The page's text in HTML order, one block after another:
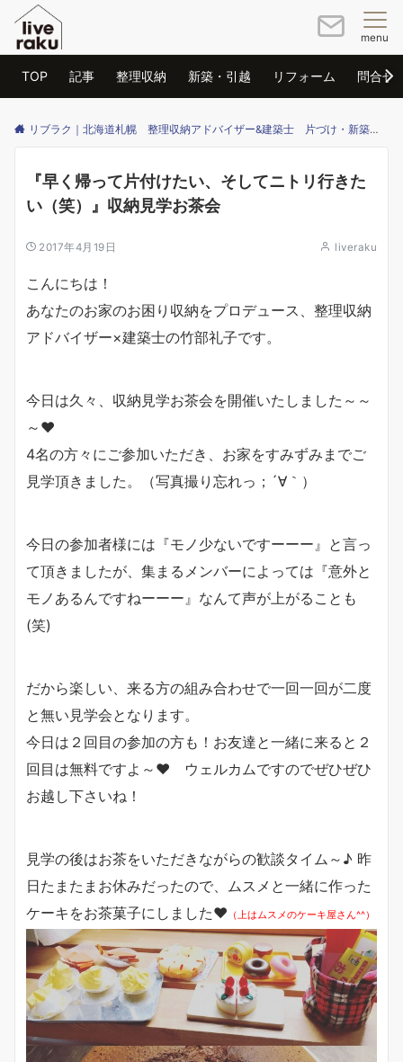
menu
TOP 記事 整理収納 新築・引越 リフォーム 問合せ
リブラク｜北海道札幌 整理収納アドバイザー&建築士 片づけ・新築・リフォームのご相談はリブラクまで
『早く帰って片付けたい、そしてニトリ行きた
い（笑）』収納見学お茶会
2017年4月19日 liveraku
こんにちは！
あなたのお家のお困り収納をプロデュース、整理収納
アドバイザー×建築士の竹部礼子です。
今日は久々、収納見学お茶会を開催いたしました～～
～❤
4名の方々にご参加いただき、お家をすみずみまでご
見学頂きました。（写真撮り忘れっ；´∀｀）
今日の参加者様には『モノ少ないですーーー』と言っ
て頂きましたが、集まるメンバーによっては『意外と
モノあるんですねーーー』なんて声が上がることも
(笑)
だから楽しい、来る方の組み合わせで一回一回が二度
と無い見学会となります。
今日は２回目の参加の方も！お友達と一緒に来ると２
回目は無料ですよ～❤ ウェルカムですのでぜひぜひ
お越し下さいね！
見学の後はお茶をいただきながらの歓談タイム～♪ 昨
日たまたまお休みだったので、ムスメと一緒に作った
ケーキをお茶菓子にしました❤ （上はムスメのケーキ屋さん^^）